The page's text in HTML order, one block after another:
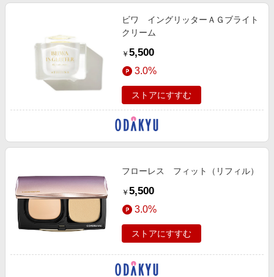
ビワ イングリッターＡＧブライト
クリーム
￥ 5,500
3.0%
ストアにすすむ
フローレス フィット（リフィル）
￥ 5,500
3.0%
ストアにすすむ